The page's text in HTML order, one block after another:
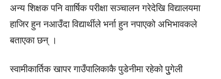
अन्य शिक्षक पनि वाार्षिक परीक्षा सञ्चालन गरेदेखि विद्यालयमा
हाजिर हुन नआउँदा विद्यार्थीले भर्ना हुन नपाएको अभिभावकले
बताएका छन् ।
स्वामीकार्तिक खापर गाउँपालिकाकै पुडेनीमा रहेको पुुगेली